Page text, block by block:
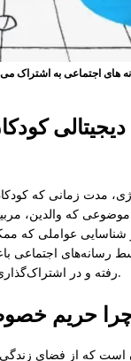
های اجتماعی به
مدت زمانی که
که والدین،
شناسایی عواملی که
رسانه‌های اجتماعی
رفته و در اشتراک‌گذاری مداوم زندگی خصوصی‌شان مشکلات جدی ایجاد کند.
حریم
است که از فضای